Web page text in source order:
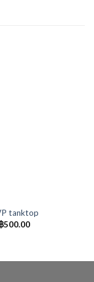
tanktop
price
500.00Current